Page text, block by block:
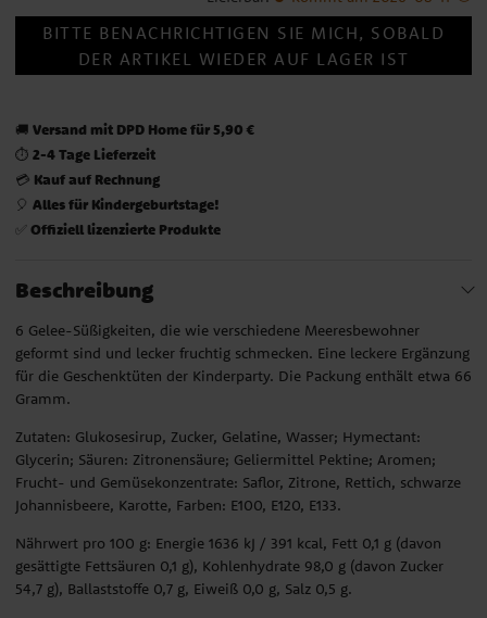
BITTE BENACHRICHTIGEN SIE MICH, SOBALD
DER ARTIKEL WIEDER AUF LAGER IST
🚚 Versand mit DPD Home für 5,90 €
⏱️ 2-4 Tage Lieferzeit
💳 Kauf auf Rechnung
🎈 Alles für Kindergeburtstage!
✅ Offiziell lizenzierte Produkte
Beschreibung
6 Gelee-Süßigkeiten, die wie verschiedene Meeresbewohner
geformt sind und lecker fruchtig schmecken. Eine leckere Ergänzung
für die Geschenktüten der Kinderparty. Die Packung enthält etwa 66
Gramm.
Zutaten: Glukosesirup, Zucker, Gelatine, Wasser; Hymectant:
Glycerin; Säuren: Zitronensäure; Geliermittel Pektine; Aromen;
Frucht- und Gemüsekonzentrate: Saflor, Zitrone, Rettich, schwarze
Johannisbeere, Karotte, Farben: E100, E120, E133.
Nährwert pro 100 g: Energie 1636 kJ / 391 kcal, Fett 0,1 g (davon
gesättigte Fettsäuren 0,1 g), Kohlenhydrate 98,0 g (davon Zucker
54,7 g), Ballaststoffe 0,7 g, Eiweiß 0,0 g, Salz 0,5 g.